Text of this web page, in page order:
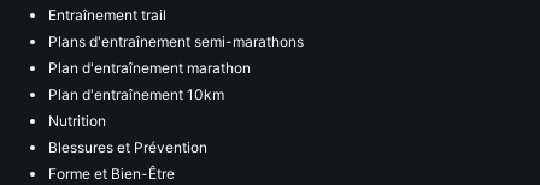
Entraînement trail
Plans d'entraînement semi-marathons
Plan d'entraînement marathon
Plan d'entraînement 10km
Nutrition
Blessures et Prévention
Forme et Bien-Être